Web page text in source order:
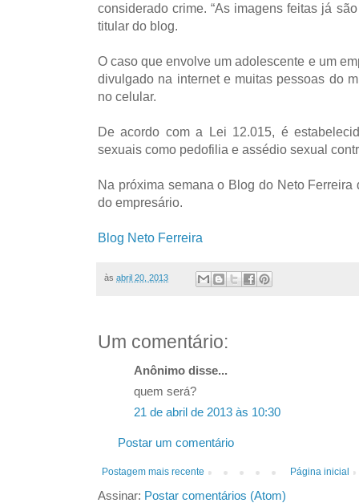
considerado crime. “As imagens feitas já
titular do blog.
O caso que envolve um adolescente e um
divulgado na internet e muitas pessoas do
no celular.
De acordo com a Lei 12.015, é
sexuais como pedofilia e assédio sexual
Na próxima semana o Blog do Neto
do empresário.
Blog Neto Ferreira
às abril 20, 2013
Um comentário:
Anônimo disse...
quem será?
21 de abril de 2013 às 10:30
Postar um comentário
Postagem mais recente Página inicial
Assinar: Postar comentários (Atom)